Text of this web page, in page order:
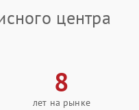
центра
8
лет на рынке